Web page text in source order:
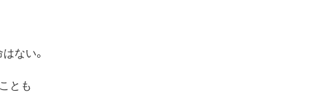
ない。
とも